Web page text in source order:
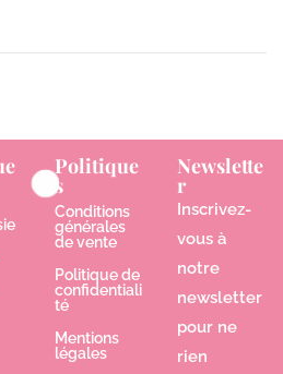
Politique
s
Conditions
générales
de vente
Politique de
confidentiali
té
Mentions
légales
Newslette
r
Inscrivez-
vous à
notre
newsletter
pour ne
rien